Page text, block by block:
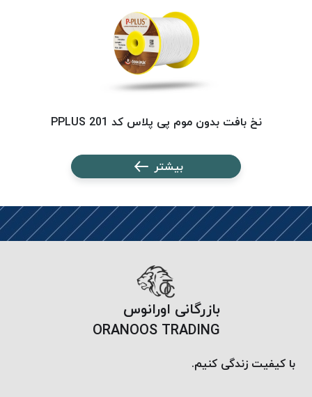
نخ گلدوزی
نخ
نسوز
Aramid
&
نخ بافت بدون موم پی پلاس کد 201 PPLUS
بیشتر
بازرگانی اورانوس
ORANOOS TRADING
با کیفیت زندگی کنیم.